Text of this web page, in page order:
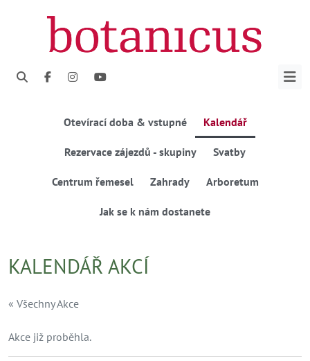
Otevírací doba & vstupné Kalendář
Rezervace zájezdů - skupiny Svatby
Centrum řemesel Zahrady Arboretum
Jak se k nám dostanete
KALENDÁŘ AKCÍ
« Všechny Akce
Akce již proběhla.